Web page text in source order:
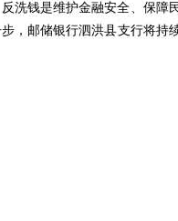
洗钱是维护金融安全、保
，邮储银行泗洪县支行将